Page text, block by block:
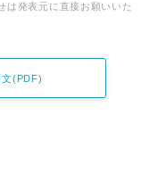
は発表元に直接お願いいた
文(PDF)